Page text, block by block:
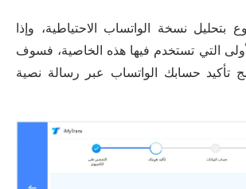
نسخة الواتساب الاحتياطية، وإذا
التي تستخدم فيها هذه الخاصية، فسوف
تأكيد حسابك الواتساب عبر رسالة نصية